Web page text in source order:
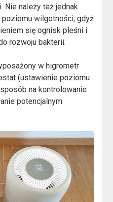
Nie należy też jednak
wilgotności, gdyż
się ognisk pleśni i
rozwoju bakterii.
w higrometr
(ustawienie poziomu
na kontrolowanie
potencjalnym